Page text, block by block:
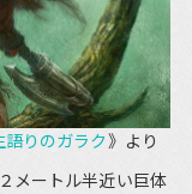
語りのガラク》より
メートル半近い巨体